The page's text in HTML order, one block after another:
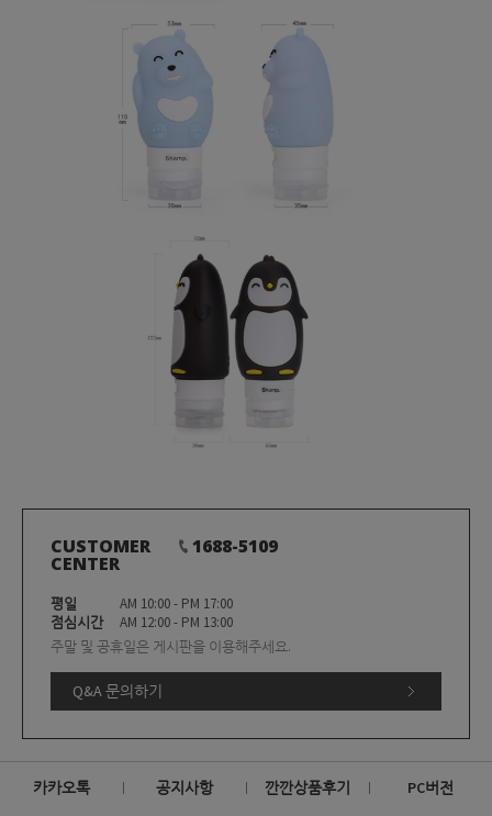
CUSTOMER
CENTER
1688-5109
평일
AM 10:00 - PM 17:00
점심시간
AM 12:00 - PM 13:00
주말 및 공휴일은 게시판을 이용해주세요.
Q&A 문의하기
카카오톡 공지사항 깐깐상품후기 PC버전